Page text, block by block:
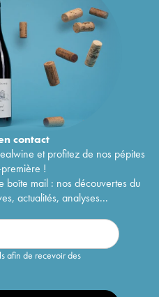
contact
et profitez de nos pépites
!
boîte mail : nos découvertes du
actualités, analyses...
afin de recevoir des